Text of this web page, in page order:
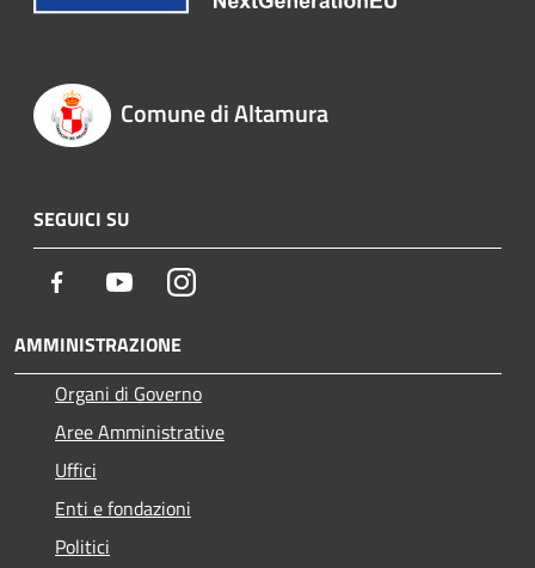
Comune di Altamura
SEGUICI SU
Facebook YoutubeInstagram
AMMINISTRAZIONE
Organi di Governo
Aree Amministrative
Uffici
Enti e fondazioni
Politici